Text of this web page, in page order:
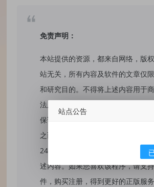
免责声明：
本站提供的资源，都来自网络，版
站无关，所有内容及软件的文章仅
和研究目的。不得将上述内容用于
法用途，否则，一切后果请用户自
保证内容的长久可用性，通过使用
之而来的风险与本站无关，您必须
24个小时之内，从您的电脑/手机中
述内容。如果您喜欢该程序，请支
件，购买注册，得到更好的正版服
站点公告